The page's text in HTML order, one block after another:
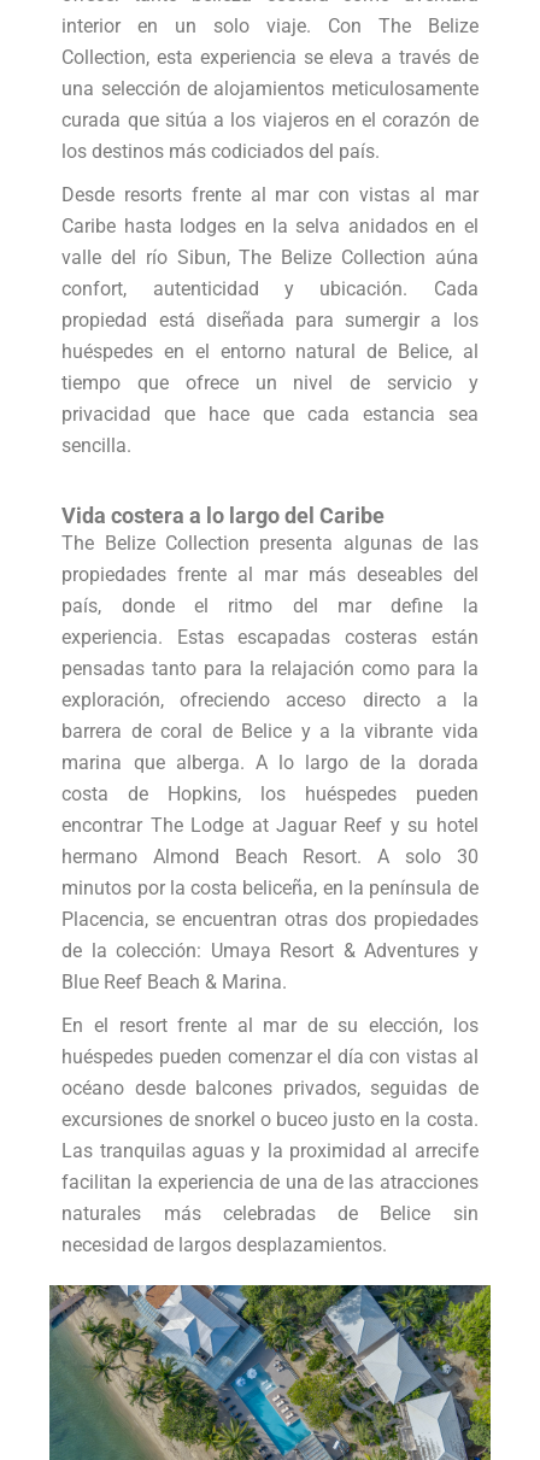
interior en un solo viaje. Con The Belize
Collection, esta experiencia se eleva a través de
una selección de alojamientos meticulosamente
curada que sitúa a los viajeros en el corazón de
los destinos más codiciados del país.
Desde resorts frente al mar con vistas al mar
Caribe hasta lodges en la selva anidados en el
valle del río Sibun, The Belize Collection aúna
confort, autenticidad y ubicación. Cada
propiedad está diseñada para sumergir a los
huéspedes en el entorno natural de Belice, al
tiempo que ofrece un nivel de servicio y
privacidad que hace que cada estancia sea
sencilla.
Vida costera a lo largo del Caribe
The Belize Collection presenta algunas de las
propiedades frente al mar más deseables del
país, donde el ritmo del mar define la
experiencia. Estas escapadas costeras están
pensadas tanto para la relajación como para la
exploración, ofreciendo acceso directo a la
barrera de coral de Belice y a la vibrante vida
marina que alberga. A lo largo de la dorada
costa de Hopkins, los huéspedes pueden
encontrar The Lodge at Jaguar Reef y su hotel
hermano Almond Beach Resort. A solo 30
minutos por la costa beliceña, en la península de
Placencia, se encuentran otras dos propiedades
de la colección: Umaya Resort & Adventures y
Blue Reef Beach & Marina.
En el resort frente al mar de su elección, los
huéspedes pueden comenzar el día con vistas al
océano desde balcones privados, seguidas de
excursiones de snorkel o buceo justo en la costa.
Las tranquilas aguas y la proximidad al arrecife
facilitan la experiencia de una de las atracciones
naturales más celebradas de Belice sin
necesidad de largos desplazamientos.